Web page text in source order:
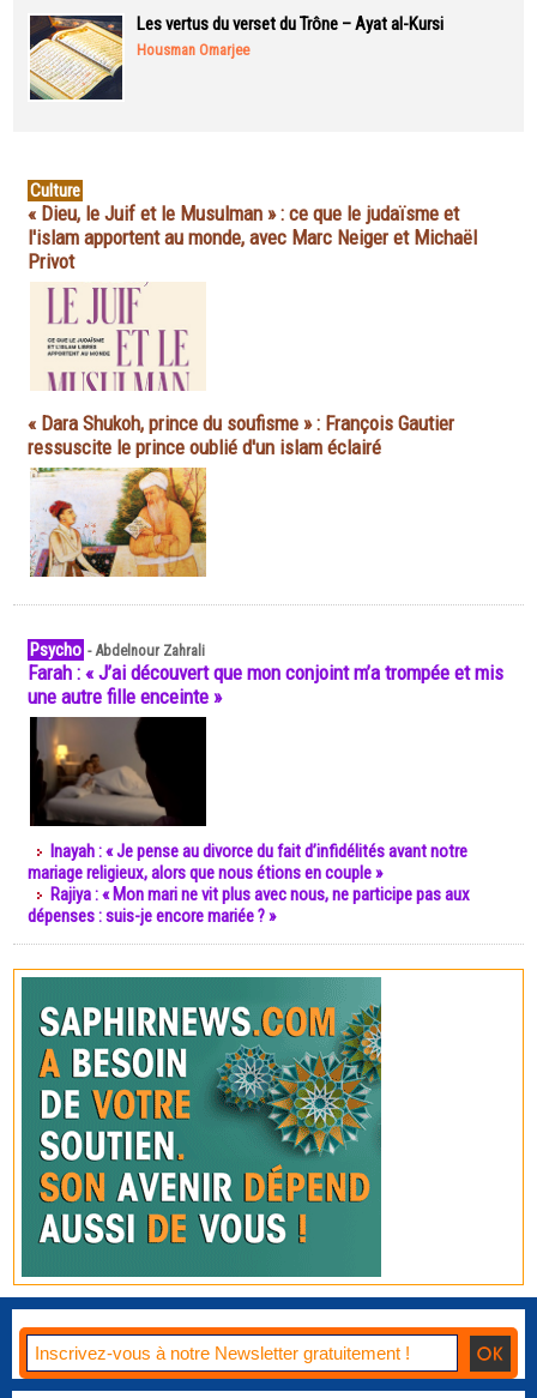
Les vertus du verset du Trône – Ayat al-Kursi
Housman Omarjee
Culture
« Dieu, le Juif et le Musulman » : ce que le judaïsme et
l'islam apportent au monde, avec Marc Neiger et Michaël
Privot
« Dara Shukoh, prince du soufisme » : François Gautier
ressuscite le prince oublié d'un islam éclairé
Psycho -Abdelnour Zahrali
Farah : « J’ai découvert que mon conjoint m’a trompée et mis
une autre fille enceinte »
Inayah : « Je pense au divorce du fait d’infidélités avant notre
mariage religieux, alors que nous étions en couple »
Rajiya : « Mon mari ne vit plus avec nous, ne participe pas aux
dépenses : suis-je encore mariée ? »